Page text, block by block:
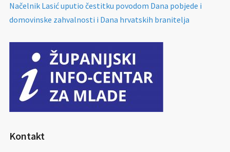
Načelnik Lasić uputio čestitku povodom Dana pobjede i
domovinske zahvalnosti i Dana hrvatskih branitelja
Kontakt